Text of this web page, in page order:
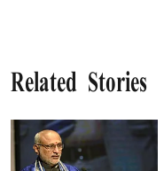
Related Stories